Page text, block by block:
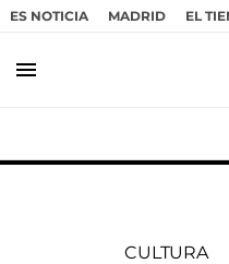
ES NOTICIA MADRID EL
menu
CULTURA